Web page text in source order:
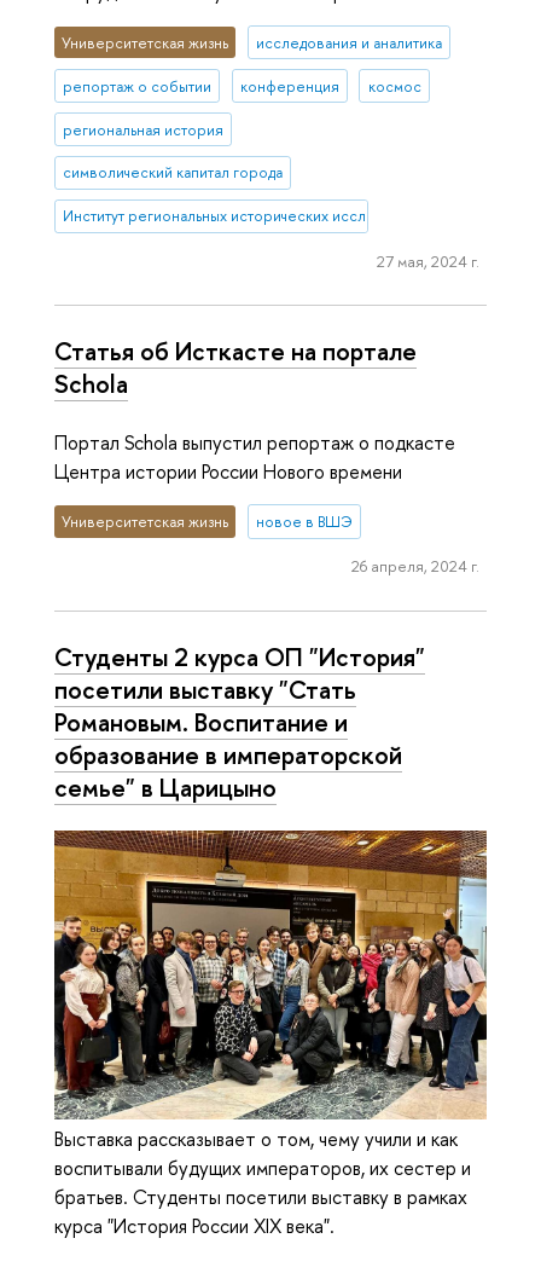
Университетская жизнь исследования и аналитика
репортаж о событии конференция космос
региональная история
символический капитал города
Институт региональных исторических исследований
27 мая, 2024 г.
Статья об Исткасте на портале
Schola
Портал Schola выпустил репортаж о подкасте
Центра истории России Нового времени
Университетская жизнь новое в ВШЭ
26 апреля, 2024 г.
Студенты 2 курса ОП "История"
посетили выставку "Стать
Романовым. Воспитание и
образование в императорской
семье" в Царицыно
Выставка рассказывает о том, чему учили и как
воспитывали будущих императоров, их сестер и
братьев. Студенты посетили выставку в рамках
курса "История России XIX века".